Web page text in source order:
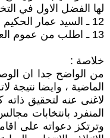
لها الفضل الاول في
12 ـ السيد عمار الحكيم وصي لي بعد رحيلي لما يتمتع به من قدرة للتصدي وفي كافة المجالات !
13 ـ اطلب من عموم العراقيين الاعزاء ، والمؤمنين الكرام وبالخصوص الذين عملوا معي ايام المعارضة ، اطلب منهم جميعا ان يبرئوا ذمتي ويعذروني عن اي قصور وتقصير !
خلاصة :
من الواضح جدا ان
الماضية ، وايضا نتيجة
لاغنى عنه لتحقيق
المنفرد بانتخابات
وترتكز دعواته على